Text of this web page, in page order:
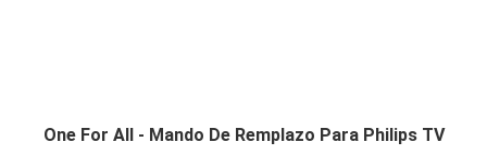
One For All - Mando De Remplazo Para Philips TV